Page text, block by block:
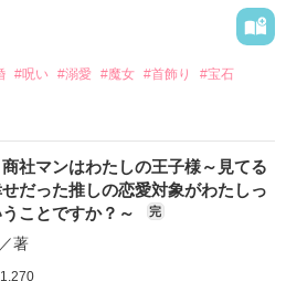
ハートン　25歳
ざいます。
ランキング1位
位
うになった王女シェリアは黒づくめ
しかない！
もと王女は魔獣の国で細々と暮ら
10歳の王女がかわいすぎて、そして
から自分を助けてくれたりする。
ないわたしを「愛してる？」
#呪い #溺愛 #魔女 #首飾り #宝石
ャーズ 18歳
を切り盛りするしっかり者の長女
オン　23歳
国王太子
疲れている容姿端麗イケメン王子
社マンはわたしの王子様～見てる
だった推しの恋愛対象がわたしっ
ことですか？～
完
／著